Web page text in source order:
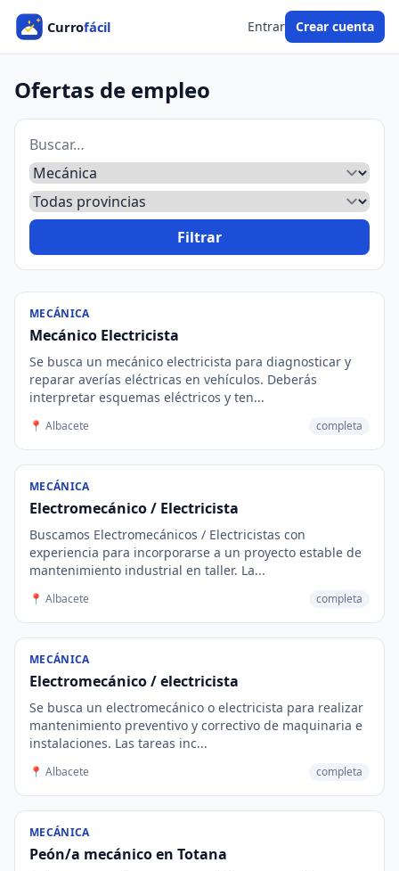
Entrar Crear cuenta
Ofertas de empleo
Filtrar
MECÁNICA
Mecánico Electricista
Se busca un mecánico electricista para diagnosticar y
reparar averías eléctricas en vehículos. Deberás
interpretar esquemas eléctricos y ten...
📍 Albacete completa
MECÁNICA
Electromecánico / Electricista
Buscamos Electromecánicos / Electricistas con
experiencia para incorporarse a un proyecto estable de
mantenimiento industrial en taller. La...
📍 Albacete completa
MECÁNICA
Electromecánico / electricista
Se busca un electromecánico o electricista para realizar
mantenimiento preventivo y correctivo de maquinaria e
instalaciones. Las tareas inc...
📍 Albacete completa
MECÁNICA
Peón/a mecánico en Totana